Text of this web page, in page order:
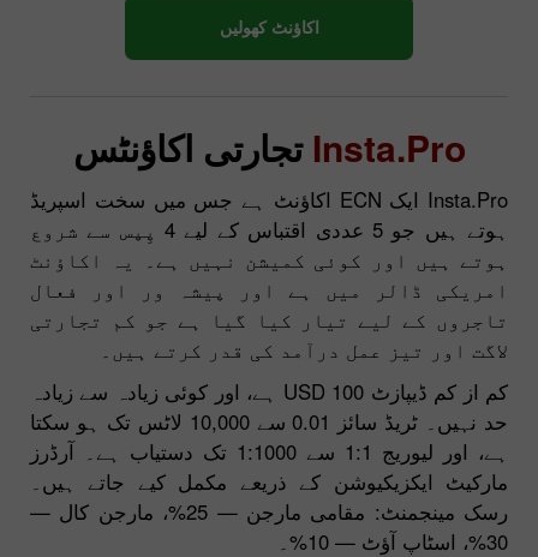
اکاؤنٹ کھولیں
Insta.Pro تجارتی اکاؤنٹس
Insta.Pro ایک ECN اکاؤنٹ ہے جس میں سخت اسپریڈ
ہوتے ہیں جو 5 عددی اقتباس کے لیے 4 پِپس سے شروع
ہوتے ہیں اور کوئی کمیشن نہیں ہے۔ یہ اکاؤنٹ
امریکی ڈالر میں ہے اور پیشہ ور اور فعال
تاجروں کے لیے تیار کیا گیا ہے جو کم تجارتی
لاگت اور تیز عمل درآمد کی قدر کرتے ہیں۔
کم از کم ڈیپازٹ 100 USD ہے، اور کوئی زیادہ سے زیادہ
حد نہیں۔ ٹریڈ سائز 0.01 سے 10,000 لاٹس تک ہو سکتا
ہے، اور لیوریج 1:1 سے 1:1000 تک دستیاب ہے۔ آرڈرز
مارکیٹ ایکزیکیوشن کے ذریعے مکمل کیے جاتے ہیں۔
رسک مینجمنٹ: مقامی مارجن — 25%، مارجن کال —
30%، اسٹاپ آؤٹ — 10%۔